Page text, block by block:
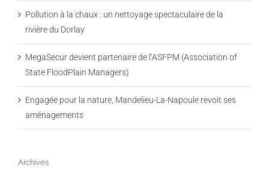
Pollution à la chaux : un nettoyage spectaculaire de la
rivière du Dorlay
MegaSecur devient partenaire de l’ASFPM (Association of
State FloodPlain Managers)
Engagée pour la nature, Mandelieu-La-Napoule revoit ses
aménagements
Archives